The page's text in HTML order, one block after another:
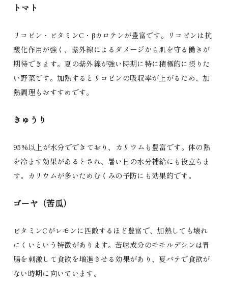
トマト
リコピン・ビタミンC・βカロテンが豊富です。リコピンは抗
酸化作用が強く、紫外線によるダメージから肌を守る働きが
期待できます。夏の紫外線が強い時期に特に積極的に摂りた
い野菜です。加熱するとリコピンの吸収率が上がるため、加
熱調理もおすすめです。
きゅうり
95%以上が水分でできており、カリウムも豊富です。体の熱
を冷ます効果があるとされ、暑い日の水分補給にも役立ちま
す。カリウムが多いためむくみの予防にも効果的です。
ゴーヤ（苦瓜）
ビタミンCがレモンに匹敵するほど豊富で、加熱しても壊れ
にくいという特徴があります。苦味成分のモモルデシンは胃
腸を刺激して食欲を増進させる効果があり、夏バテで食欲が
ない時期に向いています。